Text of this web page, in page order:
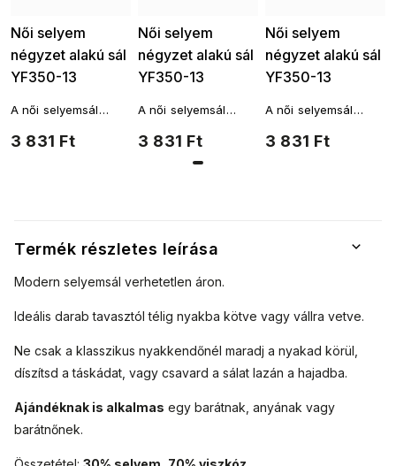
Termék részletes leírása
Modern selyemsál verhetetlen áron.
Ideális darab tavasztól télig nyakba kötve vagy vállra vetve.
Ne csak a klasszikus nyakkendőnél maradj a nyakad körül,
díszítsd a táskádat, vagy csavard a sálat lazán a hajadba.
Ajándéknak is alkalmas egy barátnak, anyának vagy
barátnőnek.
Női selyem
négyzet alakú sál
YF350-13
bézs színű
7200622-8
3 831 Ft
A női selyemsál
többféleképpen is a
Női selyem
négyzet alakú sál
YF350-13
piros színű
7200622-4
3 831 Ft
A női selyemsál
többféleképpen is a
nyakad köré köthető.
Női selyem
négyzet alakú sál
YF350-13
világos rózsaszín
színű 7200622-7
3 831 Ft
A női selyemsál
többféleképpen is a